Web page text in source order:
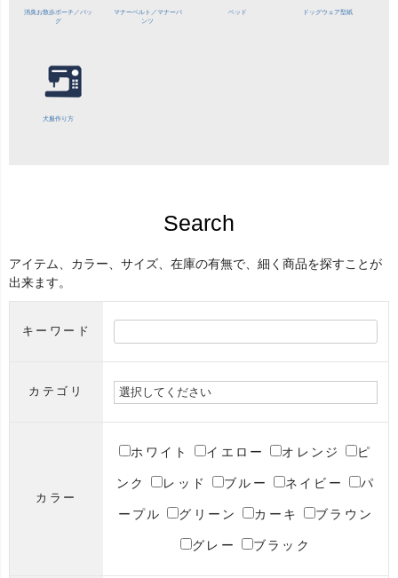
消臭お散歩ポーチ／バッ
グ
マナーベルト／マナーパ
ンツ
ベッド ドッグウェア型紙
犬服作り方
Search
アイテム、カラー、サイズ、在庫の有無で、細く商品を探すことが
出来ます。
キーワード
カテゴリ
カラー
ホワイト イエロー オレンジ ピ
ンク レッド ブルー ネイビー パ
ープル グリーン カーキ ブラウン
グレー ブラック